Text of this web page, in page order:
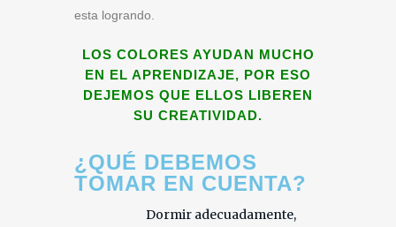
esta logrando.
LOS COLORES AYUDAN MUCHO
EN EL APRENDIZAJE, POR ESO
DEJEMOS QUE ELLOS LIBEREN
SU CREATIVIDAD.
¿QUÉ DEBEMOS
TOMAR EN CUENTA?
Dormir adecuadamente,